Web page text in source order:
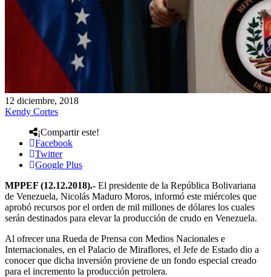
12 diciembre, 2018
Kendy Cortes
¡Compartir este!
Facebook
Twitter
Google Plus
MPPEF (12.12.2018).- El presidente de la República Bolivariana
de Venezuela, Nicolás Maduro Moros, informó este miércoles que
aprobó recursos por el orden de mil millones de dólares los cuales
serán destinados para elevar la producción de crudo en Venezuela.
Al ofrecer una Rueda de Prensa con Medios Nacionales e
Internacionales, en el Palacio de Miraflores, el Jefe de Estado dio a
conocer que dicha inversión proviene de un fondo especial creado
para el incremento la producción petrolera.